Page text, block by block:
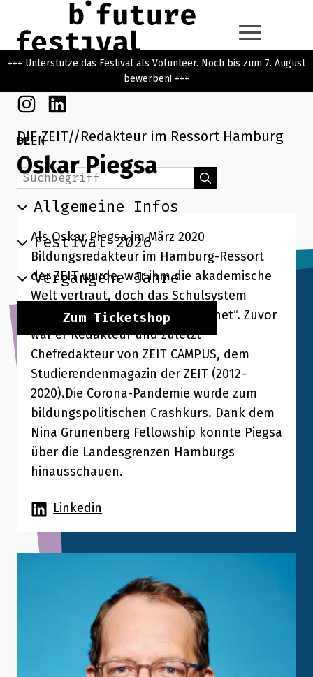
Zum Hauptinhalt der Seite springen
Zur Startseite navigieren
Instagram
Linkedin
DEEN
Suchbegriff Suchen
Allgemeine Infos
Festival 2026
Vergangene Jahre
Zum Ticketshop
+++ Unterstütze das Festival als Volunteer. Noch bis zum 7. August
bewerben! +++
DIE ZEIT Redakteur im Ressort Hamburg
Oskar Piegsa
Als Oskar Piegsa im März 2020
Bildungsredakteur im Hamburg-Ressort
der ZEIT wurde, war ihm die akademische
Welt vertraut, doch das Schulsystem
erschien ihm „wie ein neuer Planet“. Zuvor
war er Redakteur und zuletzt
Chefredakteur von ZEIT CAMPUS, dem
Studierendenmagazin der ZEIT (2012–
2020).Die Corona-Pandemie wurde zum
bildungspolitischen Crashkurs. Dank dem
Nina Grunenberg Fellowship konnte Piegsa
über die Landesgrenzen Hamburgs
hinausschauen.
Linkedin